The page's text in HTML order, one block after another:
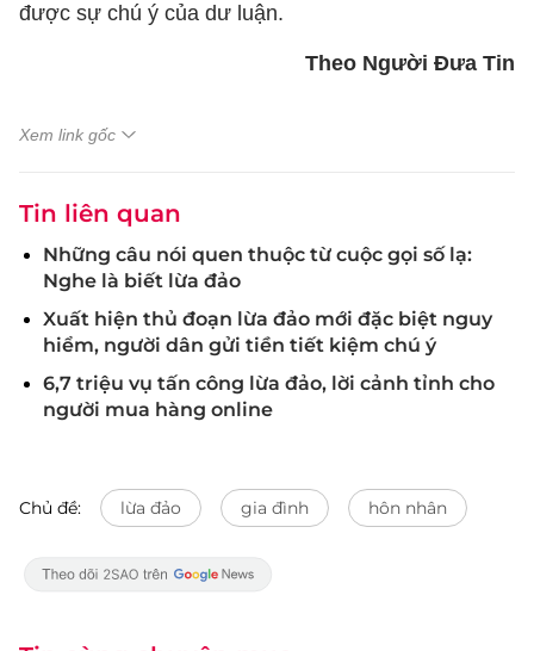
được sự chú ý của dư luận.
Theo Người Đưa Tin
Xem link gốc
Tin liên quan
Những câu nói quen thuộc từ cuộc gọi số lạ:
Nghe là biết lừa đảo
Xuất hiện thủ đoạn lừa đảo mới đặc biệt nguy
hiểm, người dân gửi tiền tiết kiệm chú ý
6,7 triệu vụ tấn công lừa đảo, lời cảnh tỉnh cho
người mua hàng online
Chủ đề: lừa đảo gia đình hôn nhân